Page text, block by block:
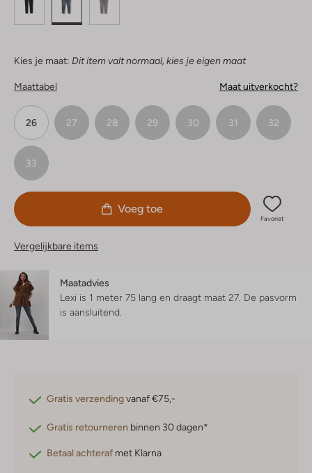
Kies je maat: Dit item valt normaal, kies je eigen maat
Maattabel Maat uitverkocht?
26 27 28 29 30 31 32
33
Voeg toe
Favoriet
Vergelijkbare items
Maatadvies
Lexi is 1 meter 75 lang en draagt maat 27. De pasvorm
is aansluitend
Gratis verzendingvanaf €75,-
Gratis retourneren binnen 30 dagen*
Betaal achteraf met Klarna